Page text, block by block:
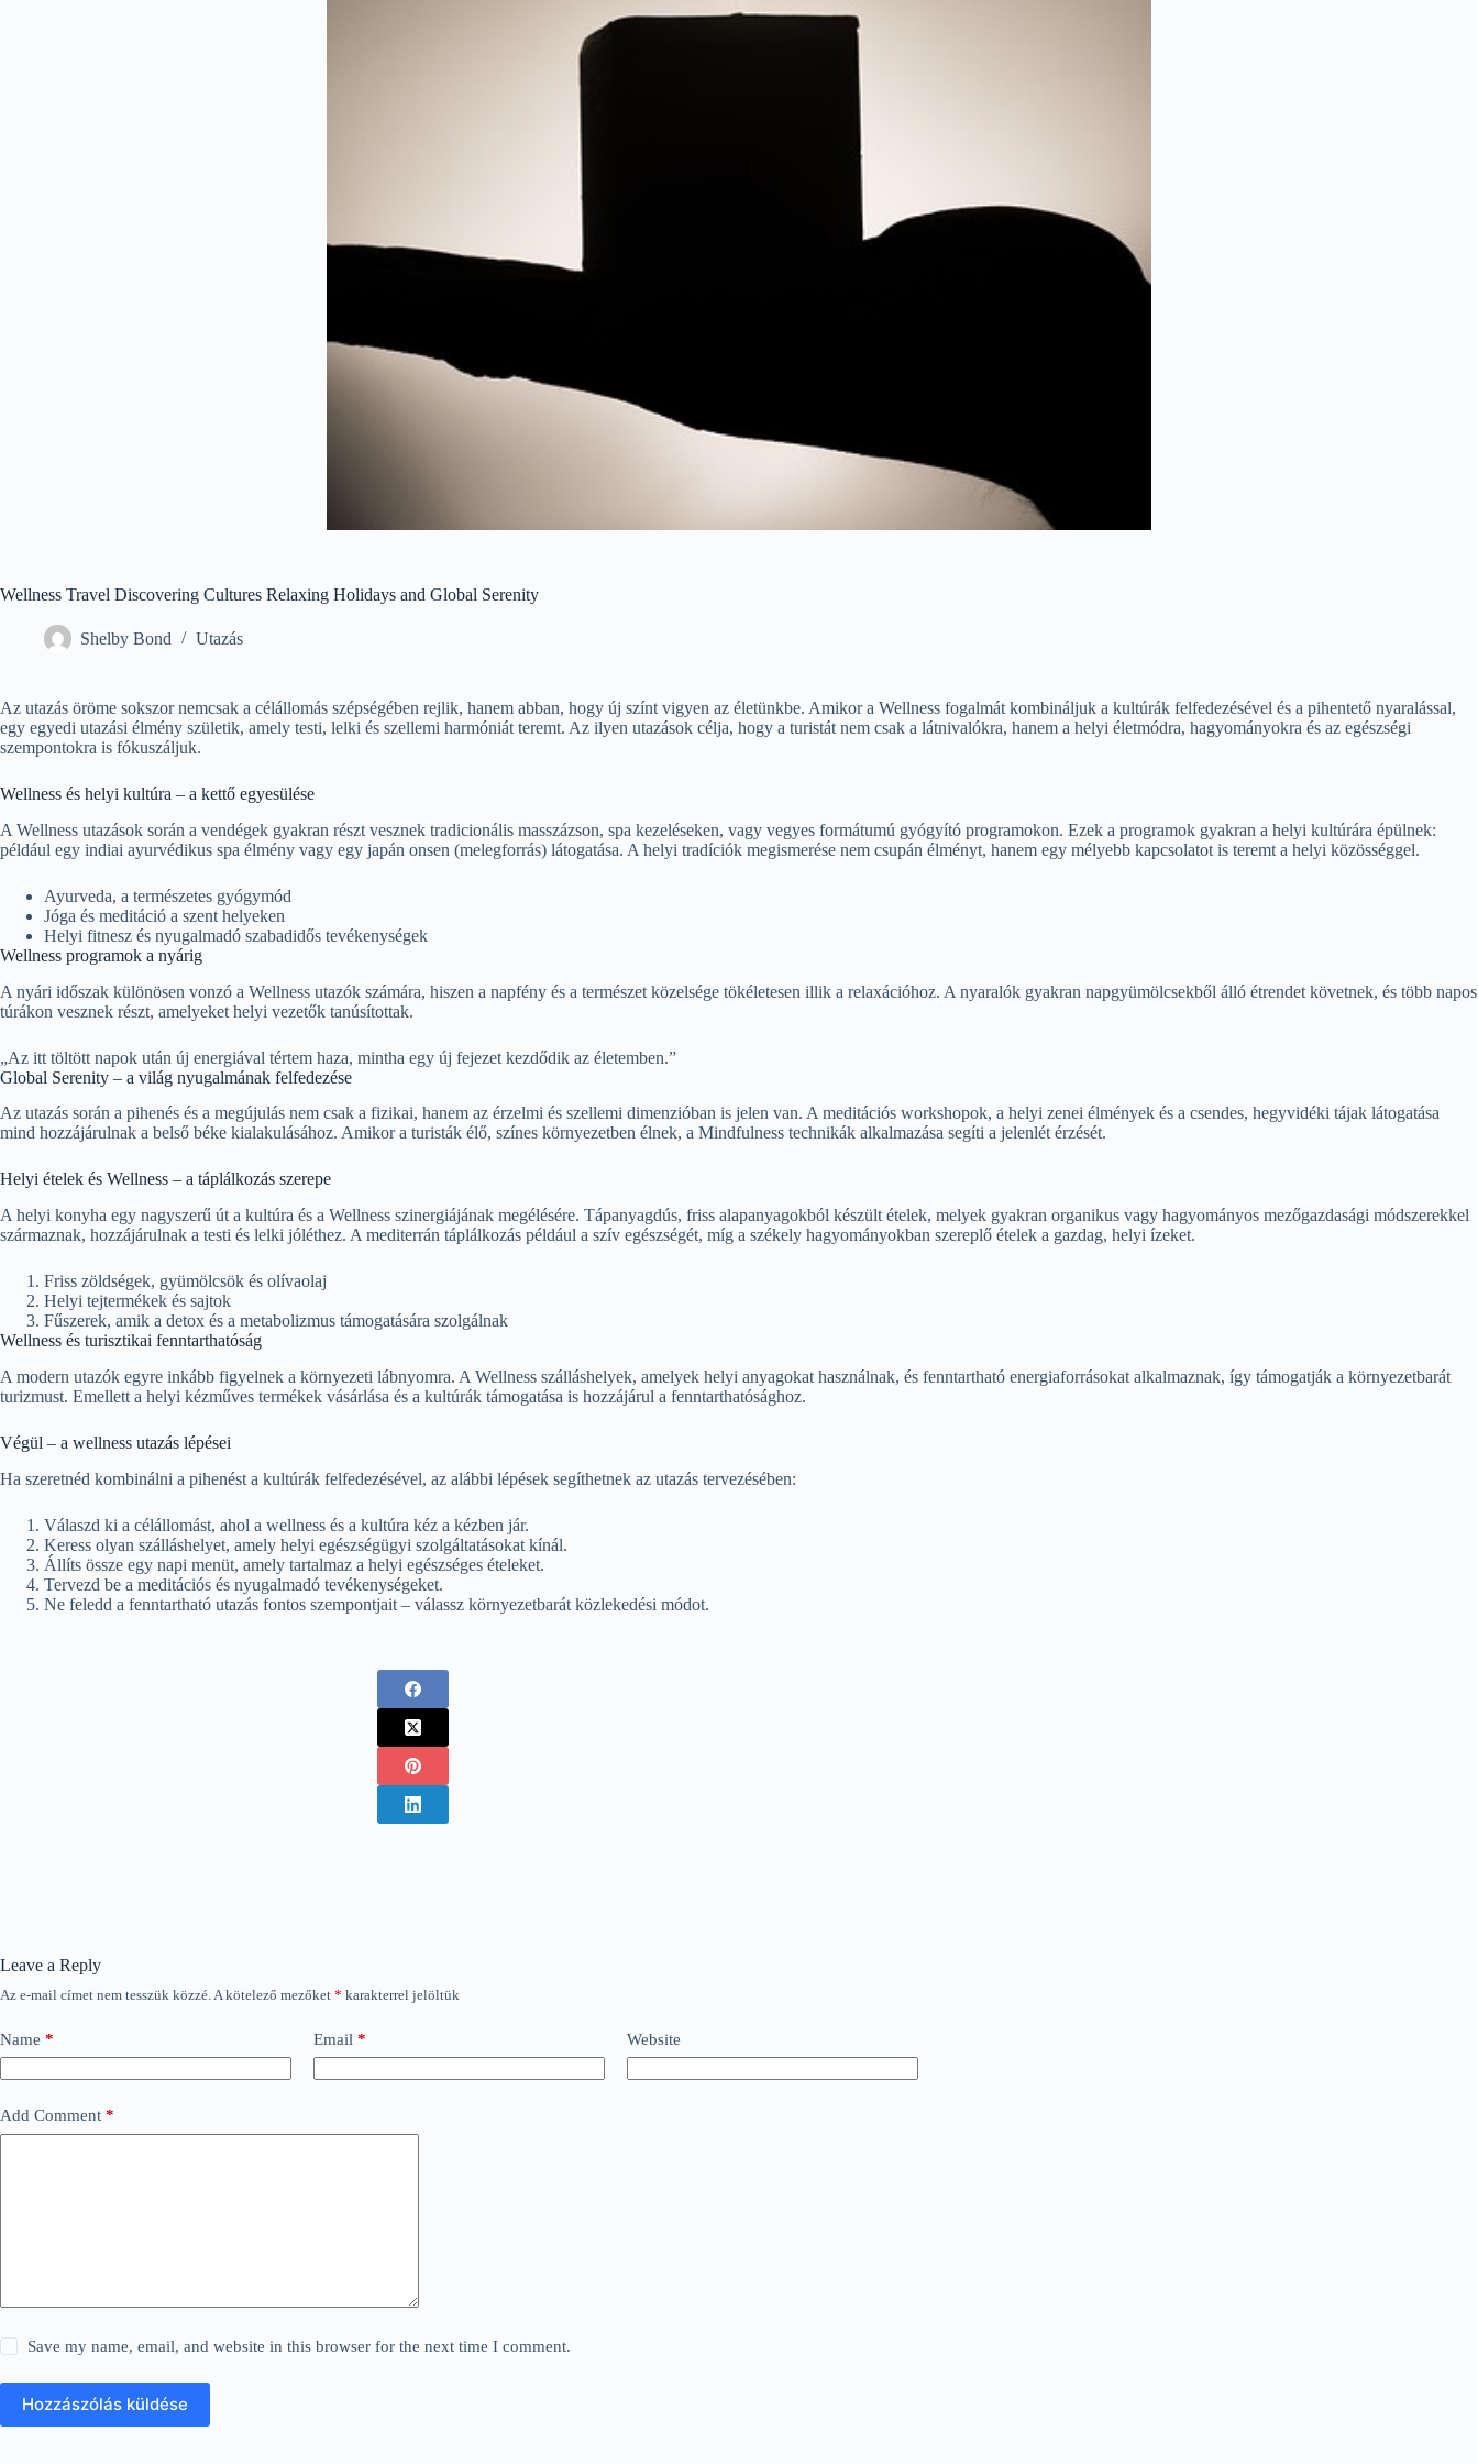
Wellness Travel Discovering Cultures Relaxing Holidays and Global Serenity
Shelby Bond Utazás
Az utazás öröme sokszor nemcsak a célállomás szépségében rejlik, hanem abban, hogy új színt vigyen az életünkbe. Amikor a Wellness fogalmát kombináljuk a kultúrák felfedezésével és a pihentető nyaralással,
egy egyedi utazási élmény születik, amely testi, lelki és szellemi harmóniát teremt. Az ilyen utazások célja, hogy a turistát nem csak a látnivalókra, hanem a helyi életmódra, hagyományokra és az egészségi
szempontokra is fókuszáljuk.
Wellness és helyi kultúra – a kettő egyesülése
A Wellness utazások során a vendégek gyakran részt vesznek tradicionális masszázson, spa kezeléseken, vagy vegyes formátumú gyógyító programokon. Ezek a programok gyakran a helyi kultúrára épülnek:
például egy indiai ayurvédikus spa élmény vagy egy japán onsen (melegforrás) látogatása. A helyi tradíciók megismerése nem csupán élményt, hanem egy mélyebb kapcsolatot is teremt a helyi közösséggel.
Ayurveda, a természetes gyógymód
Jóga és meditáció a szent helyeken
Helyi fitnesz és nyugalmadó szabadidős tevékenységek
Wellness programok a nyárig
A nyári időszak különösen vonzó a Wellness utazók számára, hiszen a napfény és a természet közelsége tökéletesen illik a relaxációhoz. A nyaralók gyakran napgyümölcsekből álló étrendet követnek, és több napos
túrákon vesznek részt, amelyeket helyi vezetők tanúsítottak.
„Az itt töltött napok után új energiával tértem haza, mintha egy új fejezet kezdődik az életemben.”
Global Serenity – a világ nyugalmának felfedezése
Az utazás során a pihenés és a megújulás nem csak a fizikai, hanem az érzelmi és szellemi dimenzióban is jelen van. A meditációs workshopok, a helyi zenei élmények és a csendes, hegyvidéki tájak látogatása
mind hozzájárulnak a belső béke kialakulásához. Amikor a turisták élő, színes környezetben élnek, a Mindfulness technikák alkalmazása segíti a jelenlét érzését.
Helyi ételek és Wellness – a táplálkozás szerepe
A helyi konyha egy nagyszerű út a kultúra és a Wellness szinergiájának megélésére. Tápanyagdús, friss alapanyagokból készült ételek, melyek gyakran organikus vagy hagyományos mezőgazdasági módszerekkel
származnak, hozzájárulnak a testi és lelki jóléthez. A mediterrán táplálkozás például a szív egészségét, míg a székely hagyományokban szereplő ételek a gazdag, helyi ízeket.
Friss zöldségek, gyümölcsök és olívaolaj
Helyi tejtermékek és sajtok
Fűszerek, amik a detox és a metabolizmus támogatására szolgálnak
Wellness és turisztikai fenntarthatóság
A modern utazók egyre inkább figyelnek a környezeti lábnyomra. A Wellness szálláshelyek, amelyek helyi anyagokat használnak, és fenntartható energiaforrásokat alkalmaznak, így támogatják a környezetbarát
turizmust. Emellett a helyi kézműves termékek vásárlása és a kultúrák támogatása is hozzájárul a fenntarthatósághoz.
Végül – a wellness utazás lépései
Ha szeretnéd kombinálni a pihenést a kultúrák felfedezésével, az alábbi lépések segíthetnek az utazás tervezésében:
Válaszd ki a célállomást, ahol a wellness és a kultúra kéz a kézben jár.
Keress olyan szálláshelyet, amely helyi egészségügyi szolgáltatásokat kínál.
Állíts össze egy napi menüt, amely tartalmaz a helyi egészséges ételeket.
Tervezd be a meditációs és nyugalmadó tevékenységeket.
Ne feledd a fenntartható utazás fontos szempontjait – válassz környezetbarát közlekedési módot.
Leave a Reply
Az e-mail címet nem tesszük közzé. A kötelező mezőket * karakterrel jelöltük
Name * Email * Website
Add Comment *
Save my name, email, and website in this browser for the next time I comment.
Hozzászólás küldése